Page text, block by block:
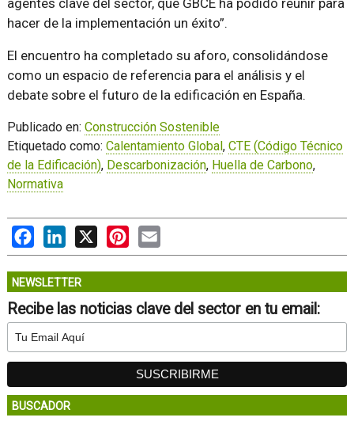
agentes clave del sector, que GBCE ha podido reunir para
hacer de la implementación un éxito”.
El encuentro ha completado su aforo, consolidándose
como un espacio de referencia para el análisis y el
debate sobre el futuro de la edificación en España.
Publicado en: Construcción Sostenible
Etiquetado como: Calentamiento Global , CTE (Código Técnico
de la Edificación), Descarbonización, Huella de Carbono,
Normativa
FacebookLinkedIn Pinterest
NEWSLETTER
Recibe las noticias clave del sector en tu email:
BUSCADOR